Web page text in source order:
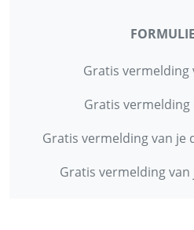
Gratis vermelding
Gratis
Gratis vermelding van
Gratis vermelding